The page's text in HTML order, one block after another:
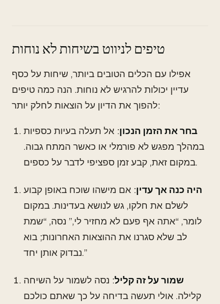
טיפים לניווט בשיחות לא נוחות
אפילו עם הכלים הטובים ביותר, שיחות על כסף
עדיין יכולות להרגיש לא נוחות. הנה כמה טיפים
להפוך את הדיון על הוצאות לחלק יותר:
בחר את הזמן הנכון: אל תעלה בעיות כספיות
במהלך מפגש לא פורמלי או כאשר המתח גבוה.
במקום זאת, קבע זמן ספציפי לדבר על כספים.
היה כנה אך עדין: אם מישהו שוכח באופן קבוע
לשלם את חלקו, גש לנושא בעדינות. במקום
לומר, “אתה אף פעם לא מחזיר לי,” נסה, “שמת
לב שלא סגרנו את ההוצאות האחרונות; בוא
נבדוק אותן יחד.”
שמור על זה קליל: נסה לשמור על השיחה
קלילה. אולי תעשה בדיחה על כך שאתם כולכם